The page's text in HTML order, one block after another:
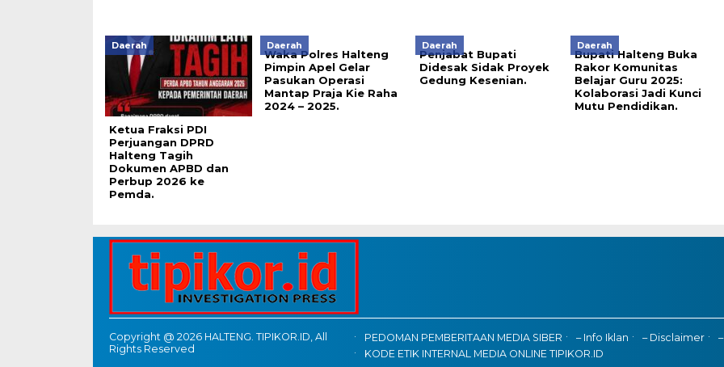
Daerah
Ketua Fraksi PDI
Perjuangan DPRD
Halteng Tagih
Dokumen APBD dan
Perbup 2026 ke
Pemda.
Daerah
Waka Polres Halteng
Pimpin Apel Gelar
Pasukan Operasi
Mantap Praja Kie Raha
2024 – 2025.
Daerah
Penjabat Bupati
Didesak Sidak Proyek
Gedung Kesenian.
Daerah
Bupati Halteng Buka
Rakor Komunitas
Belajar Guru 2025:
Kolaborasi Jadi Kunci
Mutu Pendidikan.
Copyright @ 2026 HALTENG. TIPIKOR.ID, All
Rights Reserved
PEDOMAN PEMBERITAAN MEDIA SIBER – Info Iklan – Disclaimer
KODE ETIK INTERNAL MEDIA ONLINE TIPIKOR.ID